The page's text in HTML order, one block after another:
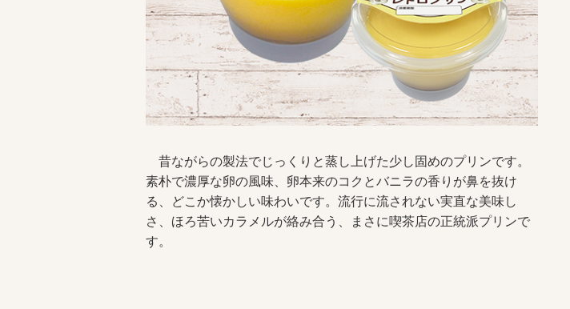
昔ながらの製法でじっくりと蒸し上げた少し固めのプリンです。
素朴で濃厚な卵の風味、卵本来のコクとバニラの香りが鼻を抜け
る、どこか懐かしい味わいです。流行に流されない実直な美味し
さ、ほろ苦いカラメルが絡み合う、まさに喫茶店の正統派プリンで
す。